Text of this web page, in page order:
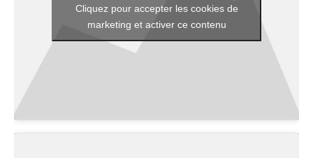
Cliquez pour accepter les cookies de
marketing et activer ce contenu